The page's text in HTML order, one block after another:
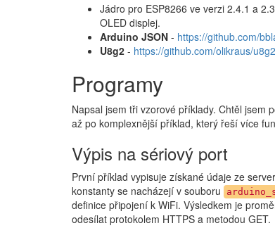
Jádro pro ESP8266 ve verzi 2.4.1 a
OLED displej.
Arduino JSON - https://github.com/
U8g2 - https://github.com/olikraus/u8g2
Programy
Napsal jsem tři vzorové příklady. Chtěl jsem
až po komplexnější příklad, který řeší více
Výpis na sériový port
První příklad vypisuje získané údaje ze
konstanty se nacházejí v souboru
definice připojení k WiFi. Výsledkem je
odesílat protokolem HTTPS a metodou GET.